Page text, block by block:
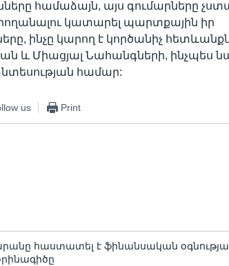
համաձայն, այս գումարները
կատարել պարտքային իր
ինչը կարող է կործանիչ
և Միացյալ Նահանգների, ինչպես
համար:
us Print
հաստատել է ֆինանսական